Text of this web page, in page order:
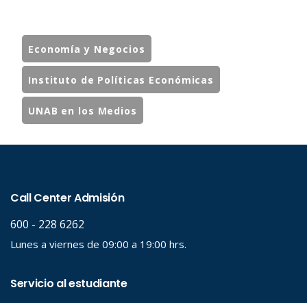
Economía y Negocios
Instituto de Políticas Económicas
UNAB en los Medios